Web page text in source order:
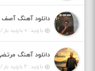
دانلود آهنگ
بازدید : ۰ بازدید بار /
دانلود آهنگ
بازدید : ۲ بازدید بار /